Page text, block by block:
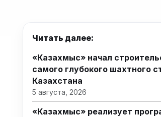
Читать далее:
«Казахмыс» начал
самого глубокого шахтного
Казахстана
5 августа, 2026
«Казахмыс» реализует